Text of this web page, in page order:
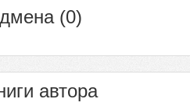
(0)
автора